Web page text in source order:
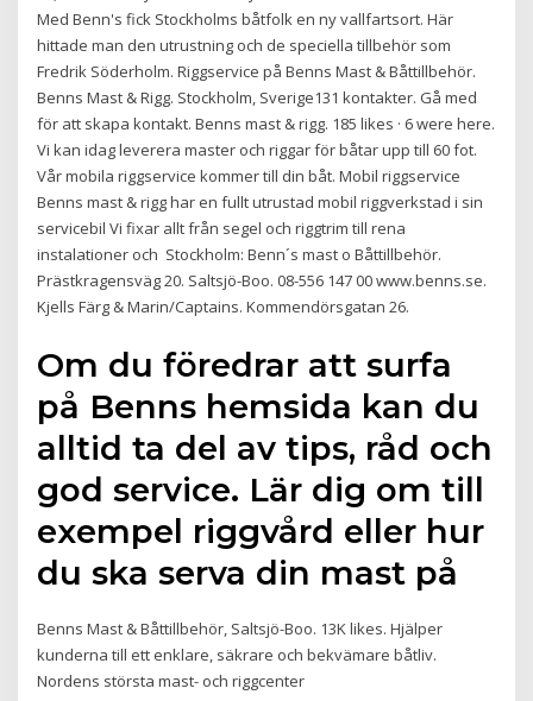
Med Benn's fick Stockholms båtfolk en ny vallfartsort. Här
hittade man den utrustning och de speciella tillbehör som
Fredrik Söderholm. Riggservice på Benns Mast & Båttillbehör.
Benns Mast & Rigg. Stockholm, Sverige131 kontakter. Gå med
för att skapa kontakt. Benns mast & rigg. 185 likes · 6 were here.
Vi kan idag leverera master och riggar för båtar upp till 60 fot.
Vår mobila riggservice kommer till din båt. Mobil riggservice
Benns mast & rigg har en fullt utrustad mobil riggverkstad i sin
servicebil Vi fixar allt från segel och riggtrim till rena
instalationer och Stockholm: Benn´s mast o Båttillbehör.
Prästkragensväg 20. Saltsjö-Boo. 08-556 147 00 www.benns.se.
Kjells Färg & Marin/Captains. Kommendörsgatan 26.
Om du föredrar att surfa
på Benns hemsida kan du
alltid ta del av tips, råd och
god service. Lär dig om till
exempel riggvård eller hur
du ska serva din mast på
Benns Mast & Båttillbehör, Saltsjö-Boo. 13K likes. Hjälper
kunderna till ett enklare, säkrare och bekvämare båtliv.
Nordens största mast- och riggcenter